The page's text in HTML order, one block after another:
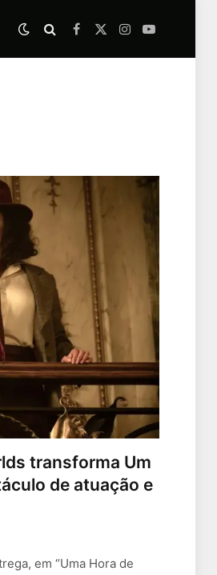
Facebook
X
Instagram
YouTube
transforma Um
de atuação e
em “Uma Hora de